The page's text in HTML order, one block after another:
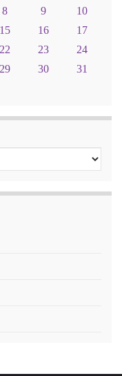
8 9
10
15 16
17
22 23
24
29 30
31